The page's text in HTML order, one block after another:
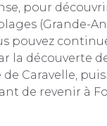
pour
(Grande-
pouvez
la découverte
de Caravelle,
de revenir à